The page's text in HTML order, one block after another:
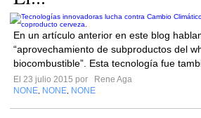
En un artículo anterior en este blog
“aprovechamiento de subproductos del
biocombustible”. Esta tecnología fue
El 23 julio 2015 por
Rene Aga
NONE NONE NONE